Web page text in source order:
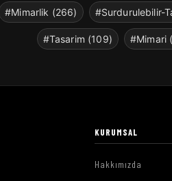
#Mimarlik (266) #Surdurulebilir-
#Tasarim (109) #Mimari
KURUMSAL
Hakkımızda